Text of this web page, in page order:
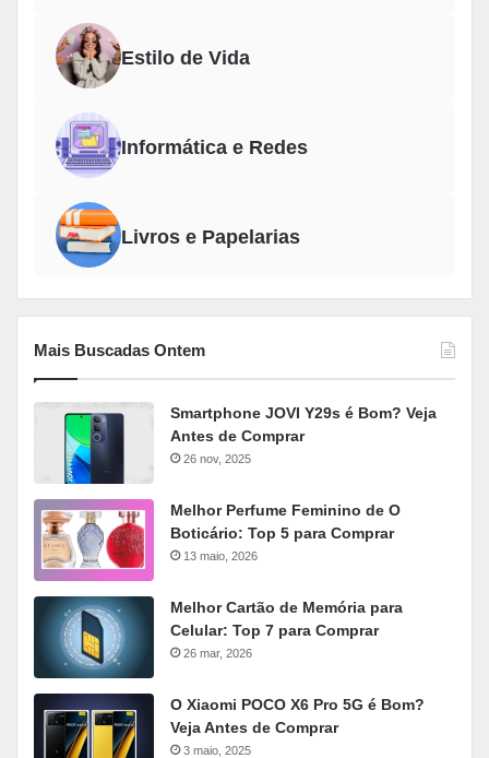
Estilo de Vida
Informática e Redes
Livros e Papelarias
Mais Buscadas Ontem
Smartphone JOVI Y29s é Bom? Veja
Antes de Comprar
26 nov, 2025
Melhor Perfume Feminino de O
Boticário: Top 5 para Comprar
13 maio, 2026
Melhor Cartão de Memória para
Celular: Top 7 para Comprar
26 mar, 2026
O Xiaomi POCO X6 Pro 5G é Bom?
Veja Antes de Comprar
3 maio, 2025